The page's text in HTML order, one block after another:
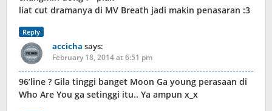
liat cut dramanya di MV Breath jadi makin penasaran :3
Reply
accicha says:
February 18, 2014 at 6:51 pm
96’line ? Gila tinggi banget Moon Ga young perasaan di
Who Are You ga setinggi itu.. Ya ampun x_x